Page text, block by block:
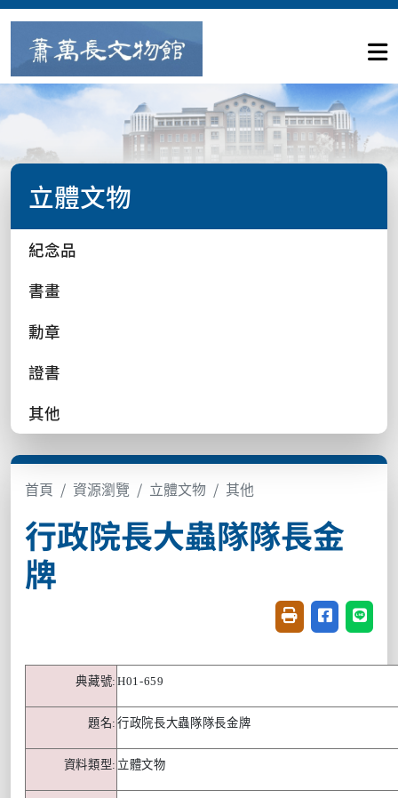
立體文物
紀念品
書畫
勳章
證書
其他
首頁 資源瀏覽 立體文物 其他
行政院長大蟲隊隊長金
牌
友善列印(開新視
分享至臉書
分享
典藏號: H01-659
題名: 行政院長大蟲隊隊長金牌
資料類型: 立體文物